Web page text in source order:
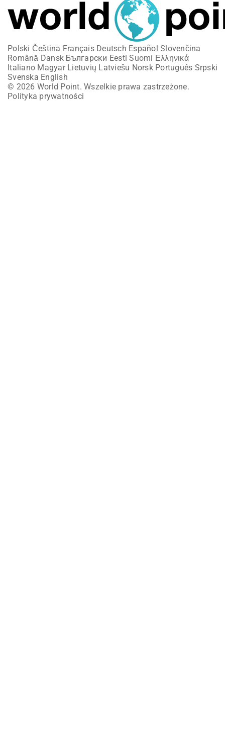
Polski Čeština Français Deutsch Español Slovenčina
Română Dansk Български Eesti Suomi Ελληνικά
Italiano Magyar Lietuvių Latviešu Norsk Português Srpski
Svenska English
© 2026 World Point. Wszelkie prawa zastrzeżone.
Polityka prywatności